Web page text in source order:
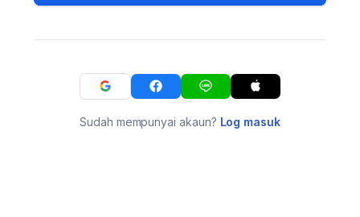
Sudah mempunyai akaun? Log masuk